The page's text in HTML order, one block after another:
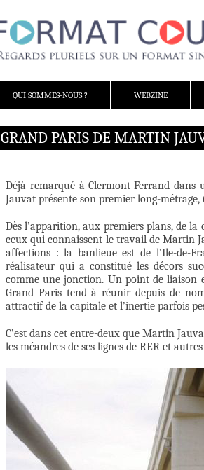
QUI SOMMES-NOUS ?
WEBZINE
GRAND PARIS DE MARTIN
Déjà remarqué à Clermont-Ferrand
Jauvat présente son premier long-métrage,
Dès l’apparition, aux premiers plans, de
ceux qui connaissent le travail de Martin
affections : la banlieue est de l’Ile-de-
réalisateur qui a constitué les décors
comme une jonction. Un point de
Grand Paris tend à réunir depuis de
attractif de la capitale et l’inertie parfois
C’est dans cet entre-deux que Martin
les méandres de ses lignes de RER et